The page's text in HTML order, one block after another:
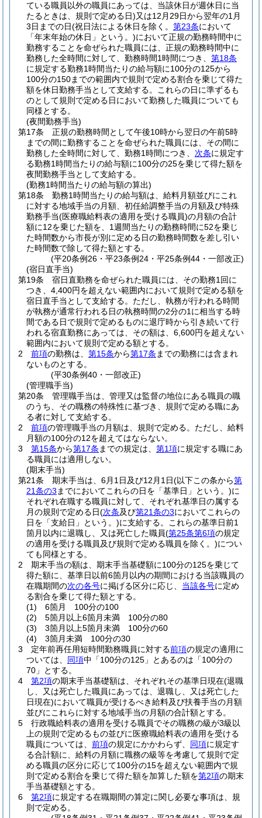
ている職員以外の職員にあっては、当該休日が週休日に当
たるときは、規則で定める日)又は12月29日から翌年の1月
3日までの日(祝日法による休日を除く。 第23条において
「年末年始の休日」という。)において正規の勤務時間中に
勤務することを命ぜられた職員には、正規の勤務時間中に
勤務した全時間に対して、勤務時間1時間につき、 第18条
に規定する勤務1時間当たりの給与額に100分の125から
100分の150までの範囲内で規則で定める割合を乗じて得た
額を休日勤務手当として支給する。
これらの日に準ずるも
のとして規則で定める日において勤務した職員についても
同様とする。
(夜間勤務手当)
第17条
正規の勤務時間として午後10時から翌日の午前5時
までの間に勤務することを命ぜられた職員には、その間に
勤務した全時間に対して、勤務1時間につき、 次条に規定す
る勤務1時間当たりの給与額に100分の25を乗じて得た額を
夜間勤務手当として支給する。
(勤務1時間当たりの給与額の算出)
第18条
勤務1時間当たりの給与額は、給料月額並びにこれ
に対する地域手当の月額、初任給調整手当の月額及び特殊
勤務手当(医療職給料表の適用を受ける職員)の月額の合計
額に12を乗じた額を、1週間当たりの勤務時間に52を乗じ
た時間数から市長が別に定める日の勤務時間数を差し引い
た時間数で除して得た額とする。
(平20条例26・平23条例24・平25条例44・一部改正)
(宿日直手当)
第19条
宿日直勤務を命ぜられた職員には、その勤務1回に
つき、4,400円を超えない範囲内において規則で定める額を
宿日直手当として支給する。 ただし、執務が行われる時間
が執務が通常行われる日の執務時間の2分の1に相当する時
間である日で規則で定めるものに退庁時から引き続いて行
われる宿直勤務にあっては、その額は、6,600円を超えない
範囲内において規則で定める額とする。
2
前項の勤務は、 第15条から第17条 までの勤務には含まれ
ないものとする。
(平30条例40・一部改正)
(管理職手当)
第20条
管理職手当は、管理又は監督の地位にある職員の職
のうち、その職務の特殊性に基づき、規則で定める職にあ
る者に対して支給する。
2
前項の管理職手当の月額は、規則で定める。 ただし、給料
月額の100分の12を超えてはならない。
3
第15条から第17条 までの規定は、 第1項に規定する職にあ
る職員には適用しない。
(期末手当)
第21条
期末手当は、6月1日及び12月1日(以下この条から第
21条の3 までにおいてこれらの日を「基準日」という。)に
それぞれ在職する職員に対して、それぞれ基準日の属する
月の規則で定める日(次条及び第21条の3においてこれらの
日を「支給日」という。)に支給する。
これらの基準日前1
箇月以内に退職し、又は死亡した職員(第25条第6項の規定
の適用を受ける職員及び規則で定める職員を除く。)につい
ても同様とする。
2
期末手当の額は、期末手当基礎額に100分の125を乗じて
得た額に、基準日以前6箇月以内の期間における当該職員の
在職期間の次の各号に掲げる区分に応じ、 当該各号に定め
る割合を乗じて得た額とする。
(1)
6箇月 100分の100
(2)
5箇月以上6箇月未満 100分の80
(3)
3箇月以上5箇月未満 100分の60
(4)
3箇月未満 100分の30
3
定年前再任用短時間勤務職員に対する前項の規定の適用に
ついては、 同項中「100分の125」とあるのは「100分の
70」とする。
4
第2項の期末手当基礎額は、それぞれその基準日現在(退職
し、又は死亡した職員にあっては、退職し、又は死亡した
日現在)において職員が受けるべき給料及び扶養手当の月額
並びにこれらに対する地域手当の月額の合計額とする。
5
行政職給料表の適用を受ける職員でその職務の級が3級以
上の規則で定めるもの並びに医療職給料表の適用を受ける
職員については、 前項の規定にかかわらず、 同項に規定す
る合計額に、給料の月額に職務の級等を考慮して規則で定
める職員の区分に応じて100分の15を超えない範囲内で規
則で定める割合を乗じて得た額を加算した額を第2項の期末
手当基礎額とする。
6
第2項に規定する在職期間の算定に関し必要な事項は、規
則で定める。